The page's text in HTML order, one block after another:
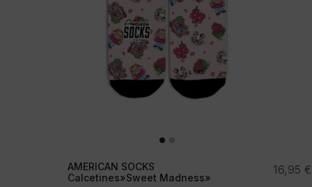
AMERICAN SOCKS
Calcetines»Sweet Madness»
16,95 €